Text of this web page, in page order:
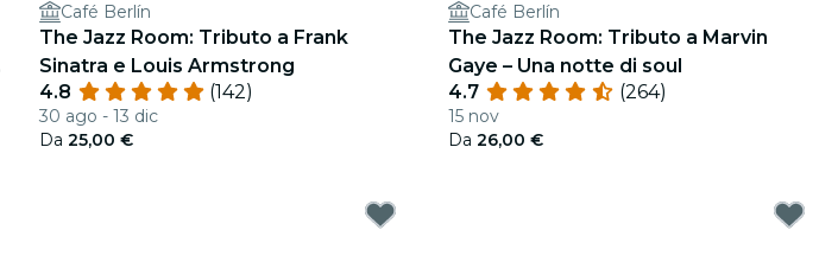
Café Berlín
The Jazz Room: Tributo a Frank
Sinatra e Louis Armstrong
4.8
(142)
30 ago - 13 dic
Da 25,00 €
Café Berlín
The Jazz Room: Tributo a Marvin
Gaye – Una notte di soul
4.7
(264)
15 nov
Da 26,00 €